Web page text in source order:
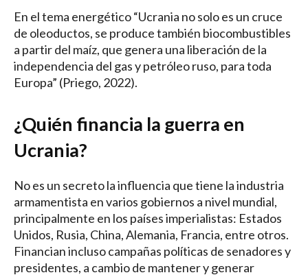
En el tema energético “Ucrania no solo es un cruce
de oleoductos, se produce también biocombustibles
a partir del maíz, que genera una liberación de la
independencia del gas y petróleo ruso, para toda
Europa” (Priego, 2022).
¿Quién financia la guerra en
Ucrania?
No es un secreto la influencia que tiene la industria
armamentista en varios gobiernos a nivel mundial,
principalmente en los países imperialistas: Estados
Unidos, Rusia, China, Alemania, Francia, entre otros.
Financian incluso campañas políticas de senadores y
presidentes, a cambio de mantener y generar